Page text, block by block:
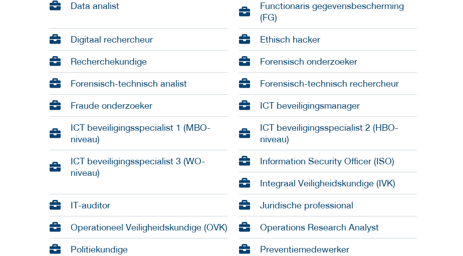
Data analist
Functionaris gegevensbescherming
(FG)
Digitaal rechercheur Ethisch hacker
Recherchekundige Forensisch onderzoeker
Forensisch-technisch analist Forensisch-technisch rechercheur
Fraude onderzoeker ICT beveiligingsmanager
ICT beveiligingsspecialist 1 (MBO-
niveau)
ICT beveiligingsspecialist 2 (HBO-
niveau)
ICT beveiligingsspecialist 3 (WO-
niveau)
Information Security Officer (ISO)
Integraal Veiligheidskundige (IVK)
IT-auditor Juridische professional
Operationeel Veiligheidskundige (OVK) Operations Research Analyst
Politiekundige Preventiemedewerker